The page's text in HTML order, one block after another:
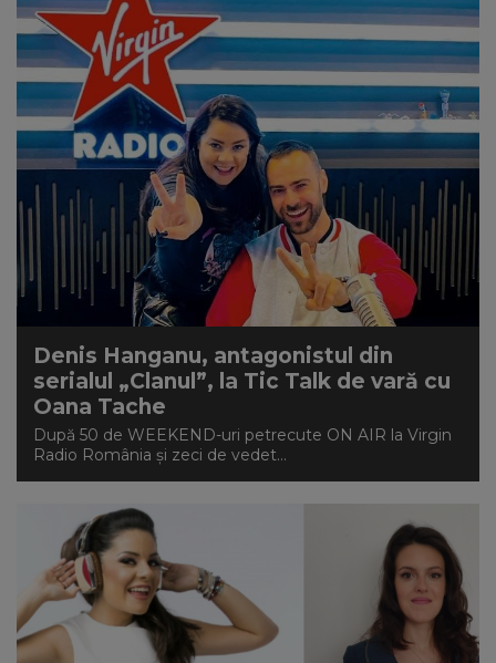
Denis Hanganu, antagonistul din
serialul „Clanul”, la Tic Talk de vară cu
Oana Tache
După 50 de WEEKEND-uri petrecute ON AIR la Virgin
Radio România și zeci de vedet...